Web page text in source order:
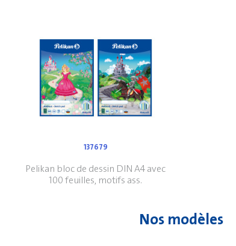
137679
Pelikan bloc de dessin DIN A4 avec
100 feuilles, motifs ass.
Nos modèles